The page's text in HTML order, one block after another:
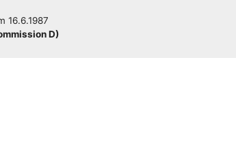
16.6.1987
D)